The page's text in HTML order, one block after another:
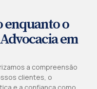
enquanto o
em
a compreensão
clientes, o